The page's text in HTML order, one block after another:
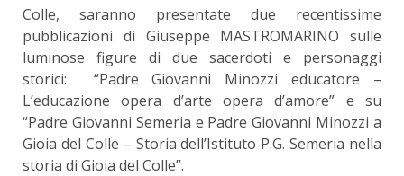
Colle, saranno presentate due recentissime
pubblicazioni di Giuseppe MASTROMARINO sulle
luminose figure di due sacerdoti e personaggi
storici: “Padre Giovanni Minozzi educatore –
L’educazione opera d’arte opera d’amore” e su
“Padre Giovanni Semeria e Padre Giovanni Minozzi a
Gioia del Colle – Storia dell’Istituto P.G. Semeria nella
storia di Gioia del Colle”.